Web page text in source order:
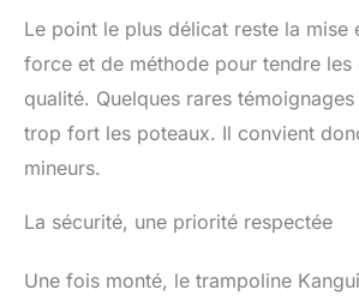
Le point le plus délicat reste la mise
force et de méthode pour tendre
qualité. Quelques rares
trop fort les poteaux. Il convient
mineurs.
La sécurité, une priorité respectée
Une fois monté, le trampoline